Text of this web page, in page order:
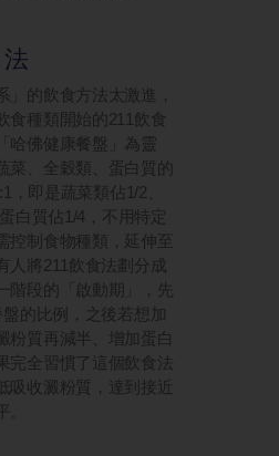
」的飲食方法太激進，
食種類開始的211飲食
哈佛健康餐盤」為靈
菜、全穀類、蛋白質的
，即是蔬菜類佔1/2、
白質佔1/4，不用特定
控制食物種類，延伸至
人將211飲食法劃分成
階段的「啟動期」，先
盤的比例，之後若想加
粉質再減半、增加蛋白
完全習慣了這個飲食法
吸收澱粉質，達到接近